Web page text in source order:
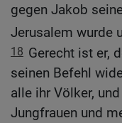
gegen Jakob
Jerusalem wurde
18 Gerecht ist er,
seinen Befehl
alle ihr Völker,
Jungfrauen und